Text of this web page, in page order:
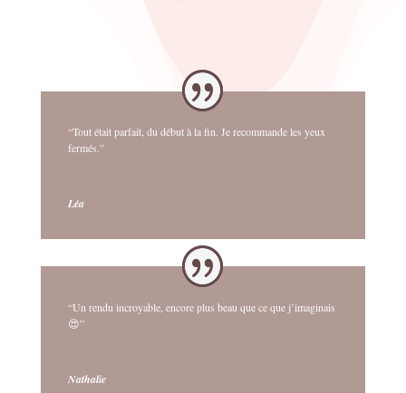
“Tout était parfait, du début à la fin. Je recommande les yeux
fermés.”
Léa
“Un rendu incroyable, encore plus beau que ce que j’imaginais
😍”
Nathalie